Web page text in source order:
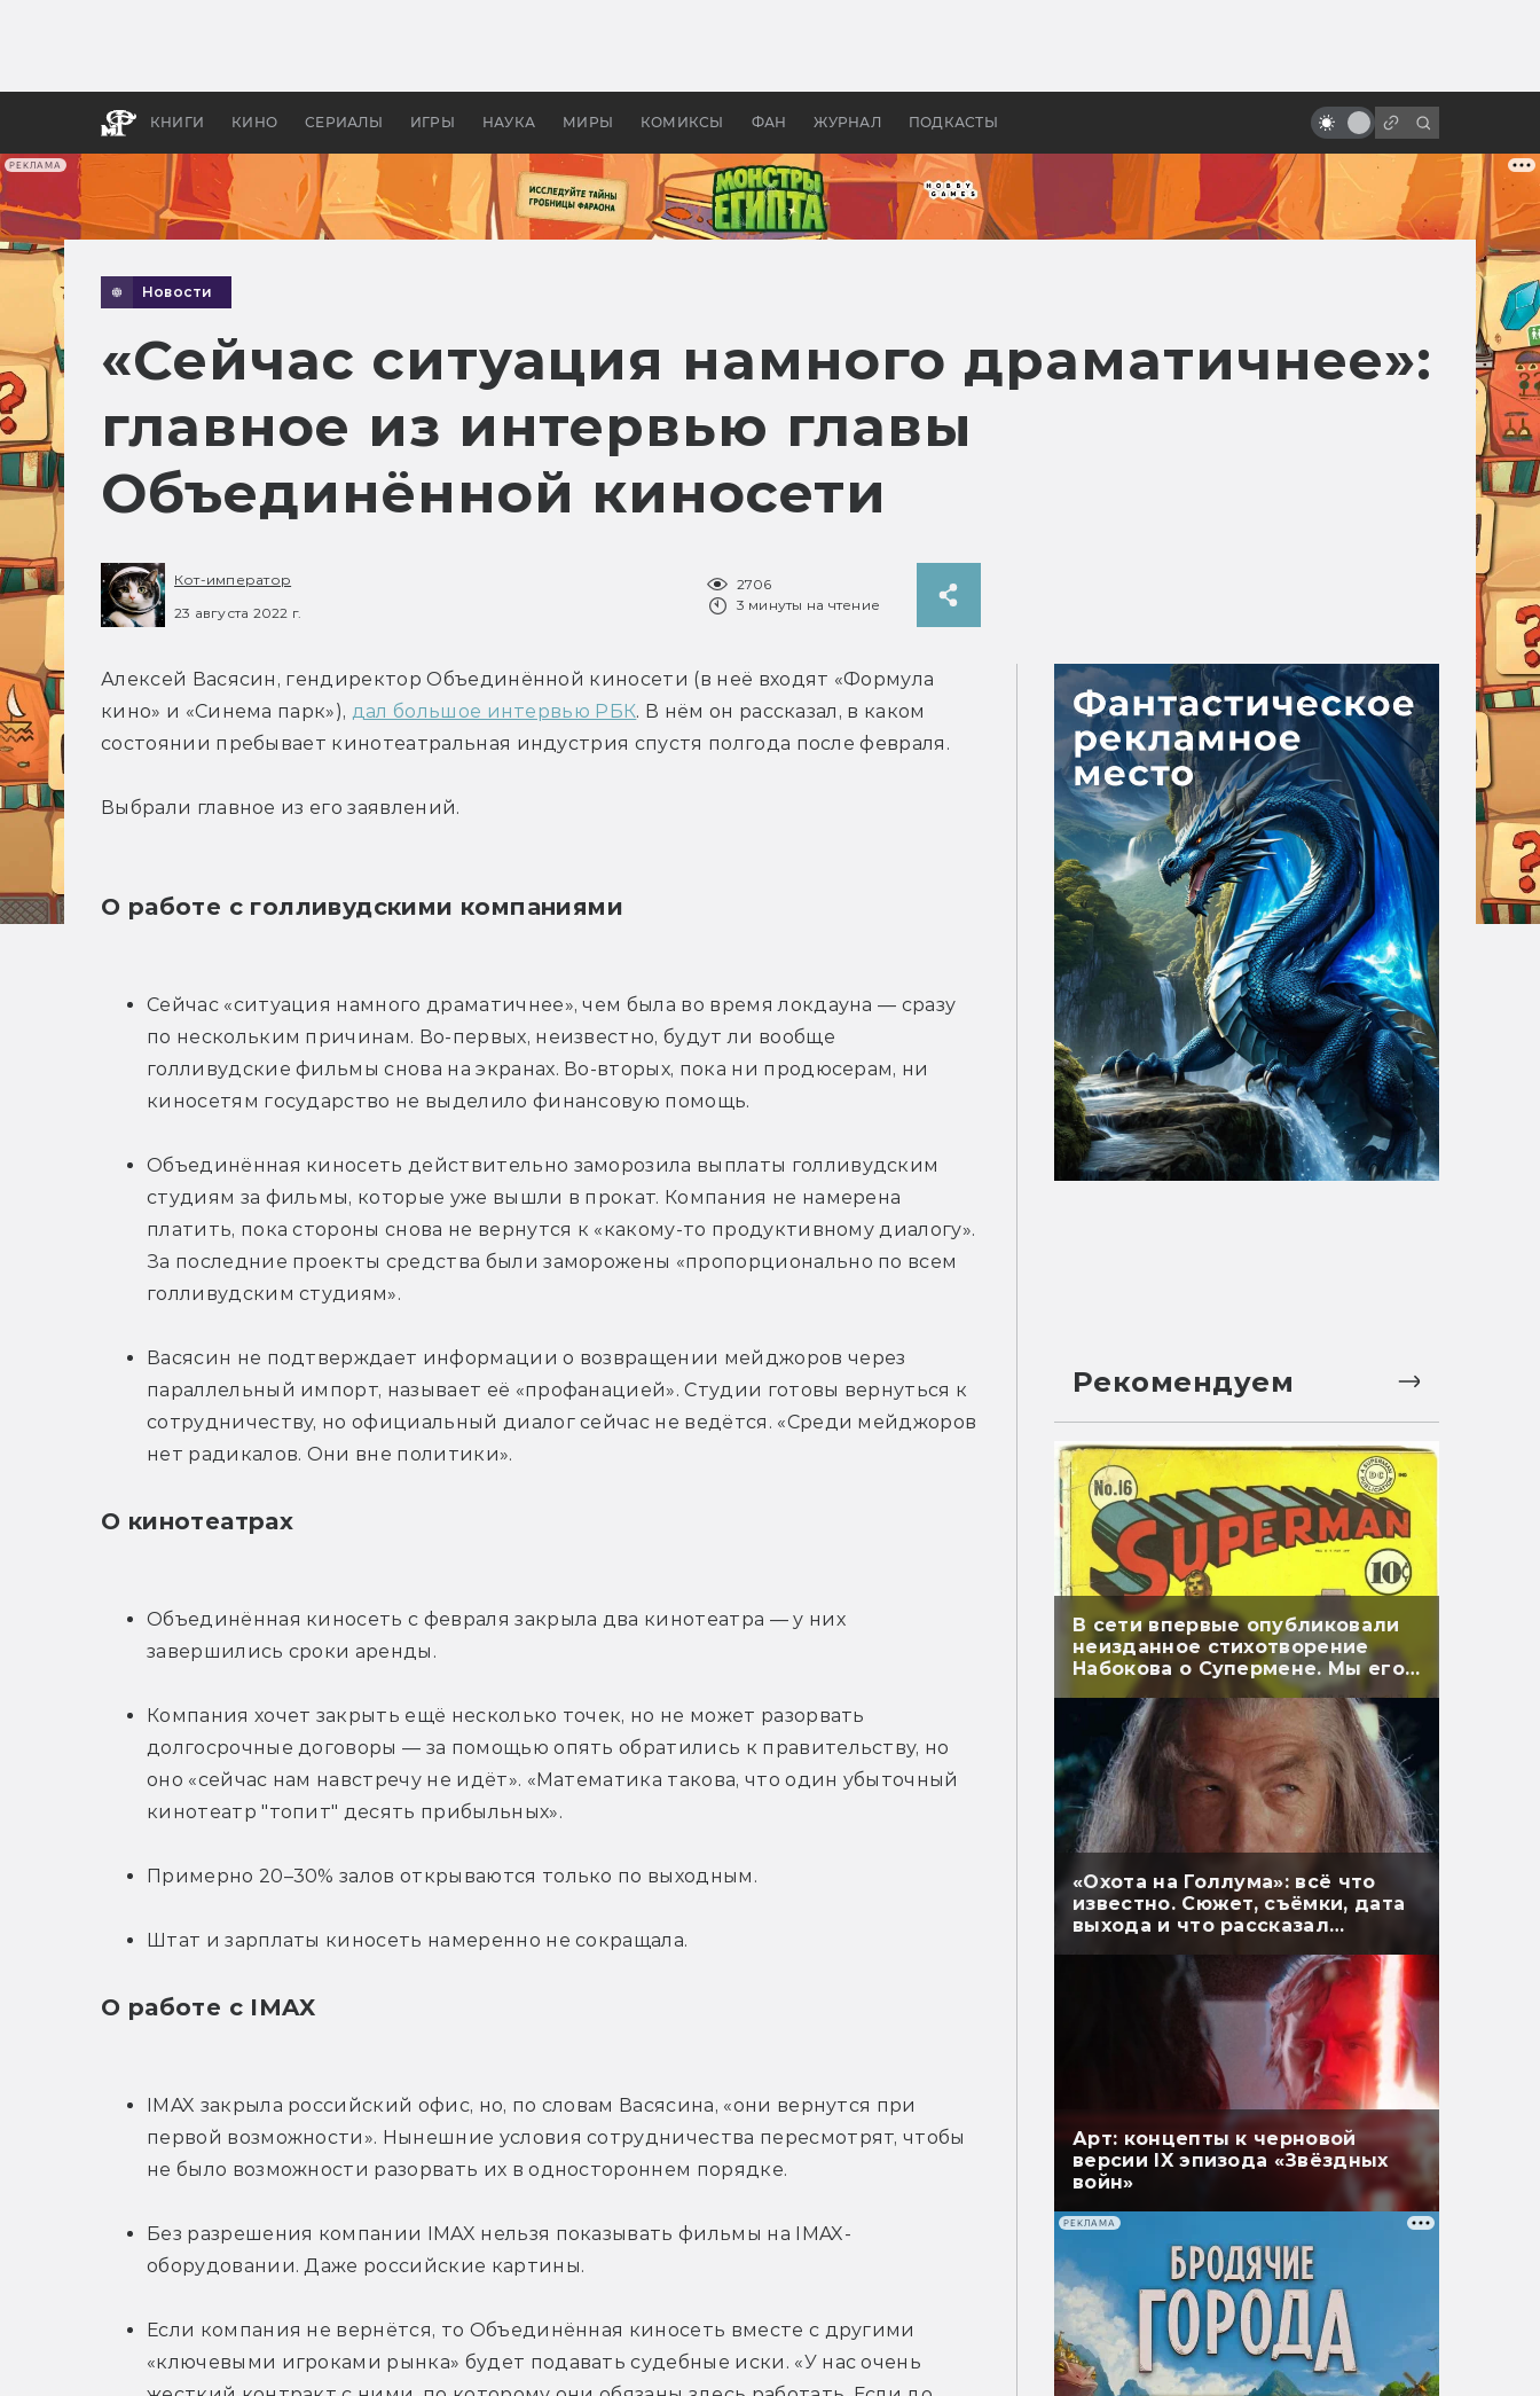
РЕКЛАМА
КНИГИ КИНО СЕРИАЛЫ ИГРЫ НАУКА МИРЫ КОМИКСЫ ФАН ЖУРНАЛ ПОДКАСТЫ
апокалипсис, в России —
бы «Властелина колец»
хочу быть как Кристофер Ли
Новости
«Сейчас ситуация намного драматичнее»:
главное из интервью главы
Объединённой киносети
Кот-император
23 августа 2022 г.
2706
3 минуты на чтение
Алексей Васясин, гендиректор Объединённой киносети (в неё входят «Формула
кино» и «Синема парк»), дал большое интервью РБК. В нём он рассказал, в каком
состоянии пребывает кинотеатральная индустрия спустя полгода после февраля.
Выбрали главное из его заявлений.
О работе с голливудскими компаниями
Сейчас «ситуация намного драматичнее», чем была во время локдауна — сразу
по нескольким причинам. Во-первых, неизвестно, будут ли вообще
голливудские фильмы снова на экранах. Во-вторых, пока ни продюсерам, ни
киносетям государство не выделило финансовую помощь.
Объединённая киносеть действительно заморозила выплаты голливудским
студиям за фильмы, которые уже вышли в прокат. Компания не намерена
платить, пока стороны снова не вернутся к «какому-то продуктивному диалогу».
За последние проекты средства были заморожены «пропорционально по всем
голливудским студиям».
Васясин не подтверждает информации о возвращении мейджоров через
параллельный импорт, называет её «профанацией». Студии готовы вернуться к
сотрудничеству, но официальный диалог сейчас не ведётся. «Среди мейджоров
нет радикалов. Они вне политики».
О кинотеатрах
Объединённая киносеть с февраля закрыла два кинотеатра — у них
завершились сроки аренды.
Компания хочет закрыть ещё несколько точек, но не может разорвать
долгосрочные договоры — за помощью опять обратились к правительству, но
оно «сейчас нам навстречу не идёт». «Математика такова, что один убыточный
кинотеатр "топит" десять прибыльных».
Примерно 20–30% залов открываются только по выходным.
Штат и зарплаты киносеть намеренно не сокращала.
О работе с IMAX
IMAX закрыла российский офис, но, по словам Васясина, «они вернутся при
первой возможности». Нынешние условия сотрудничества пересмотрят, чтобы
не было возможности разорвать их в одностороннем порядке.
Без разрешения компании IMAX нельзя показывать фильмы на IMAX-
оборудовании. Даже российские картины.
Если компания не вернётся, то Объединённая киносеть вместе с другими
«ключевыми игроками рынка» будет подавать судебные иски. «У нас очень
Рекомендуем
В сети впервые опубликовали
неизданное стихотворение
Набокова о Супермене. Мы его
перевели
«Охота на Голлума»: всё что
известно. Сюжет, съёмки, дата
выхода и что рассказал
Арт: концепты к черновой
версии IX эпизода «Звёздных
войн»
РЕКЛАМА